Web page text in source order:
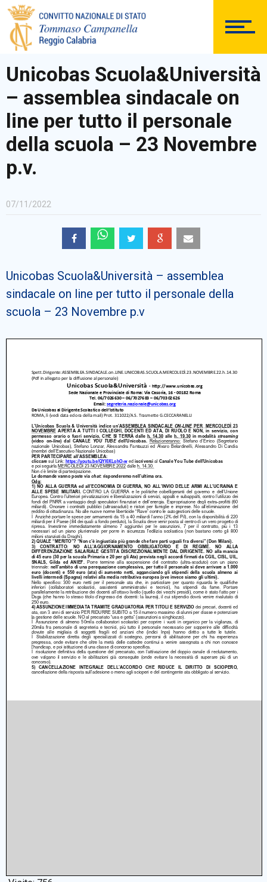
DOCUMENTAZIONE
PERSONALE
Comunicazioni Esterne
BACHECA SINDACALE
Cerca
Unicobas Scuola&Università
– assemblea sindacale on
line per tutto il personale
della scuola – 23 Novembre
p.v.
07/11/2022
Unicobas Scuola&Università – assemblea
sindacale on line per tutto il personale della
scuola – 23 Novembre p.v